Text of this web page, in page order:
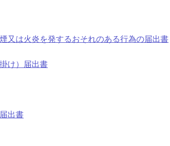
又は火炎を発するおそれのある行為の届出書
け）届出書
出書